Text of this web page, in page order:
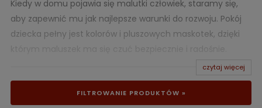
Kiedy w domu pojawia się malutki człowiek, staramy się,
aby zapewnić mu jak najlepsze warunki do rozwoju. Pokój
dziecka pełny jest kolorów i pluszowych maskotek, dzięki
Kupujemy mu zabawki, które uczą i pomagają poznać oraz
zrozumieć otaczający go świat. Jednak powinniśmy
zawsze pamiętać, że najważniejszą porą dla dziecka jest
czytaj więcej
FILTROWANIE PRODUKTÓW »